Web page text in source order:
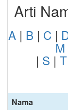
Arti
A | B | C |
M
| S | T
Nama